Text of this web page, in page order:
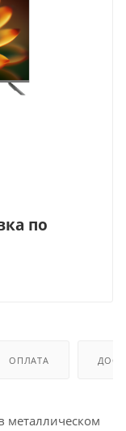
по
ОПЛАТА
металлическом